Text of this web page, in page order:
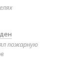
пожарную